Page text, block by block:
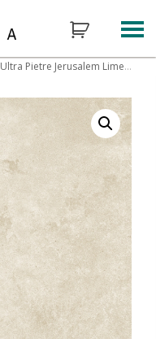
Ultra Pietre Jerusalem Limestone